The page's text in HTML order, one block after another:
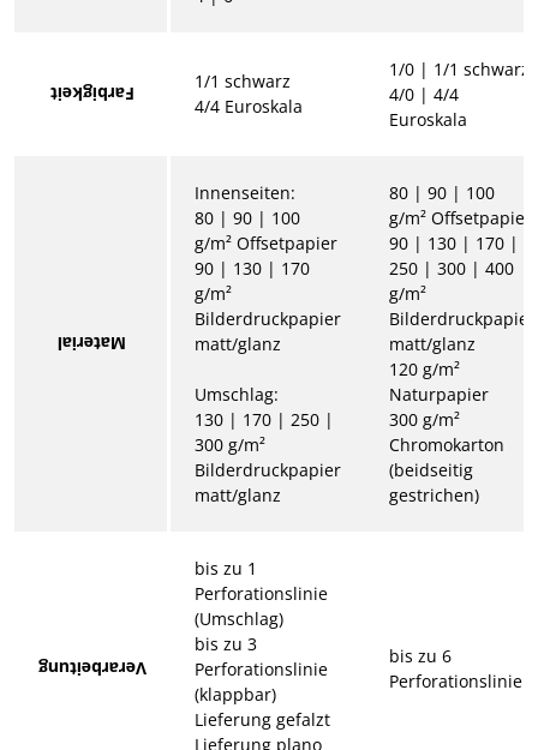
Farbigkeit
1/1 schwarz
4/4 Euroskala
1/0 | 1/1 schwarz
4/0 | 4/4
Euroskala
Material
Innenseiten:
80 | 90 | 100
g/m² Offsetpapier
90 | 130 | 170
g/m²
Bilderdruckpapier
matt/glanz
Umschlag:
130 | 170 | 250 |
300 g/m²
Bilderdruckpapier
matt/glanz
80 | 90 | 100
g/m² Offsetpapier
90 | 130 | 170 |
250 | 300 | 400
g/m²
Bilderdruckpapier
matt/glanz
120 g/m²
Naturpapier
300 g/m²
Chromokarton
(beidseitig
gestrichen)
Verarbeitung
bis zu 1
Perforationslinie
(Umschlag)
bis zu 3
Perforationslinie
(klappbar)
Lieferung gefalzt
Lieferung plano
bis zu 6
Perforationslinie